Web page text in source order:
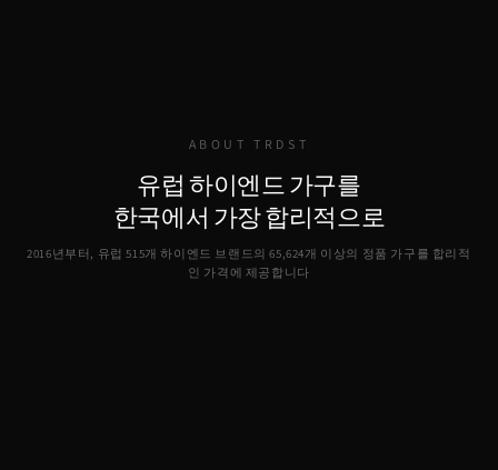
ABOUT TRDST
유럽 하이엔드 가구를
한국에서 가장 합리적으로
2016년부터, 유럽 515개 하이엔드 브랜드의65,624개 이상의 정품 가구를 합리적
인 가격에 제공합니다